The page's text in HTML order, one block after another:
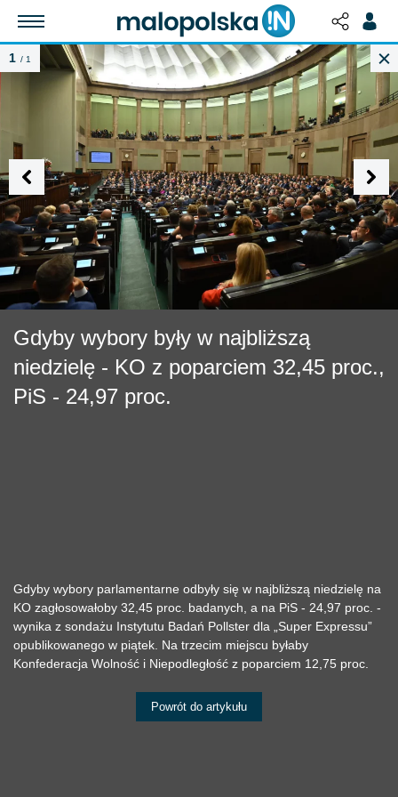
1 / 1
Gdyby wybory były w najbliższą
niedzielę - KO z poparciem 32,45 proc.,
PiS - 24,97 proc.
Gdyby wybory parlamentarne odbyły się w najbliższą niedzielę na
KO zagłosowałoby 32,45 proc. badanych, a na PiS - 24,97 proc. -
wynika z sondażu Instytutu Badań Pollster dla „Super Expressu”
opublikowanego w piątek. Na trzecim miejscu byłaby
Konfederacja Wolność i Niepodległość z poparciem 12,75 proc.
Powrót do artykułu